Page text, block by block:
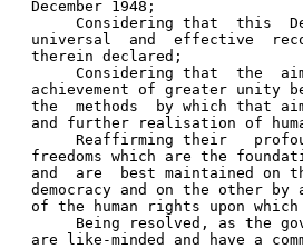
December 1948;
Considering that  this
universal  and  effective
therein declared;
Considering that  the
achievement of greater unity
the  methods  by which that
and further realisation of
Reaffirming their
freedoms which are the
and  are  best maintained
democracy and on the other by
of the human rights upon
Being resolved, as the
are like-minded and have a